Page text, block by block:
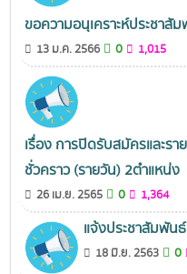
ขอความอนุเคราะห์ประชาสั
13 ม.ค. 2566 0 1,015
เรื่อง การปิดรับสมัครและร
ชั่วคราว (รายวัน) 2ตำแหน่ง
26 เม.ย. 2565 0 1,364
แจ้งประชาสัมพัน
18 มิ.ย. 2563 0